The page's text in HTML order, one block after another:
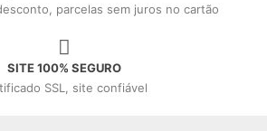
parcelas sem juros no cartão
SITE 100% SEGURO
SSL, site confiável